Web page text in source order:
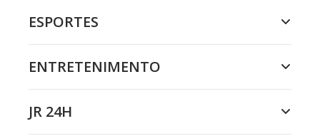
ESPORTES
ENTRETENIMENTO
JR 24H